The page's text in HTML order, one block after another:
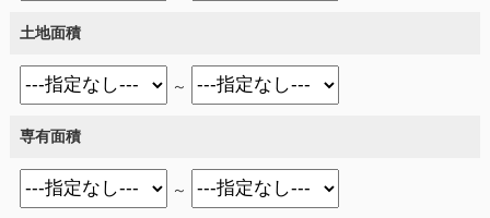
土地面積
～
専有面積
～